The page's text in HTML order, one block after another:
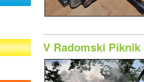
V Radomski Piknik